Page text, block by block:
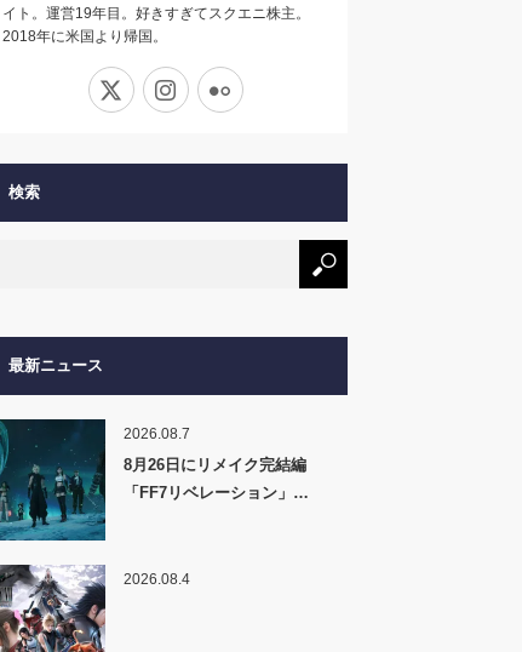
イト。運営19年目。好きすぎてスクエニ株主。
2018年に米国より帰国。
Instagram
検索
最新ニュース
2026.08.7
8月26日にリメイク完結編
「FF7リベレーション」…
2026.08.4